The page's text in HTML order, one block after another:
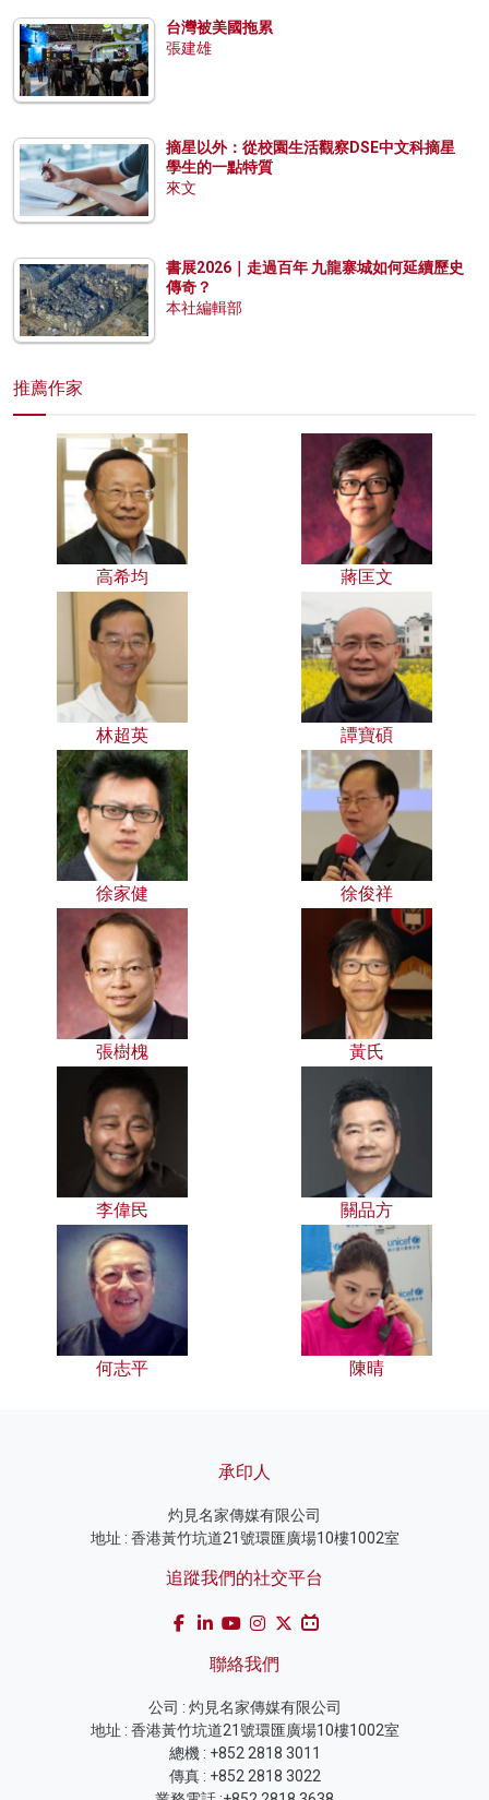
台灣被美國拖累
張建雄
摘星以外：從校園生活觀察DSE中文科摘星
學生的一點特質
來文
書展2026｜走過百年 九龍寨城如何延續歷史
傳奇？
本社編輯部
推薦作家
高希均 蔣匡文
林超英 譚寶碩
徐家健 徐俊祥
張樹槐 黃氏
李偉民 關品方
何志平 陳晴
承印人
灼見名家傳媒有限公司
地址 : 香港黃竹坑道21號環匯廣場10樓1002室
追蹤我們的社交平台
聯絡我們
公司 : 灼見名家傳媒有限公司
地址 : 香港黃竹坑道21號環匯廣場10樓1002室
總機 : +852 2818 3011
傳真 : +852 2818 3022